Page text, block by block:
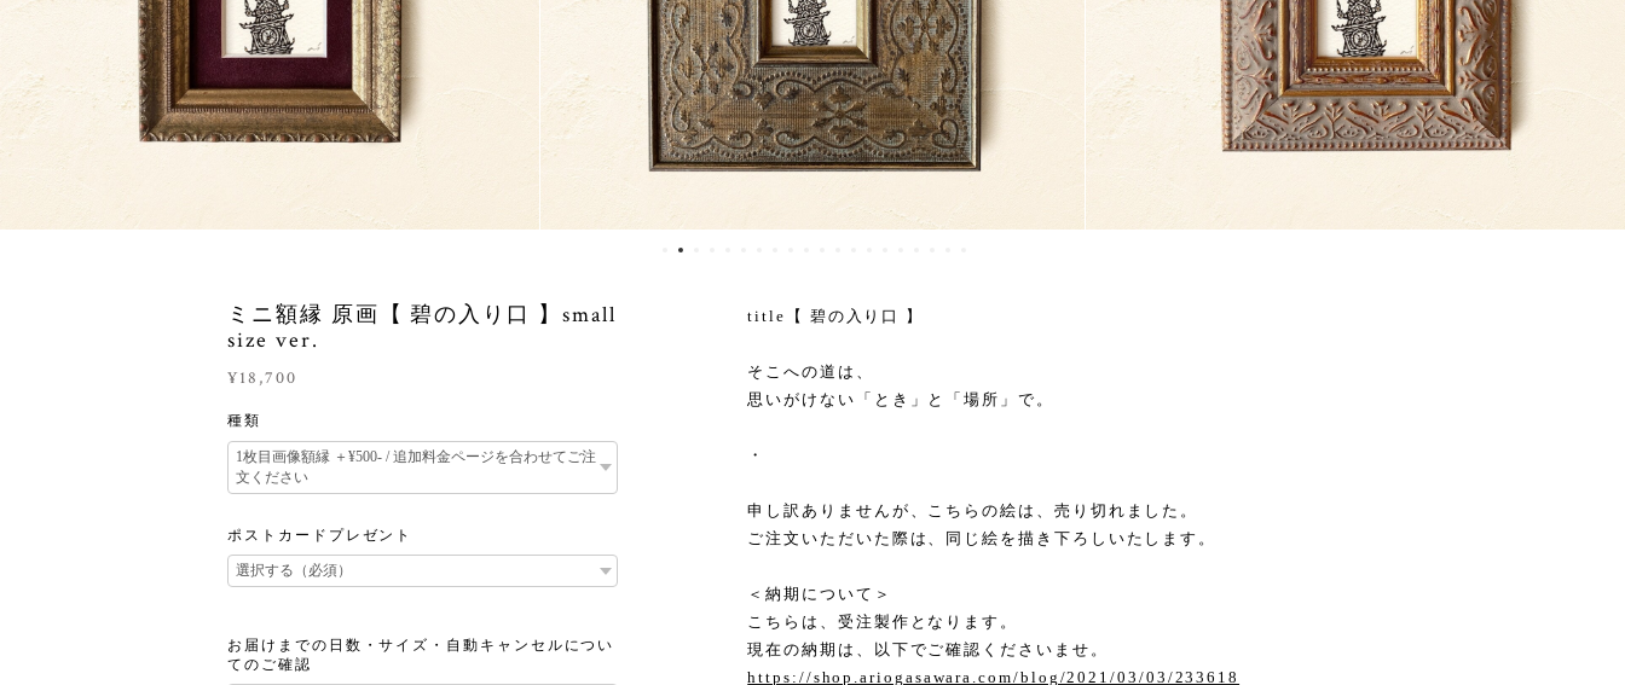
ミニ額縁 原画【 碧の入り口 】small
size ver.
¥18,700
種類
ポストカードプレゼント
お届けまでの日数・サイズ・自動キャンセルについ
てのご確認
title【 碧の入り口 】
そこへの道は、
思いがけない「とき」と「場所」で。
・
申し訳ありませんが、こちらの絵は、売り切れました。
ご注文いただいた際は、同じ絵を描き下ろしいたします。
＜納期について＞
こちらは、受注製作となります。
現在の納期は、以下でご確認くださいませ。
https://shop.ariogasawara.com/blog/2021/03/03/233618